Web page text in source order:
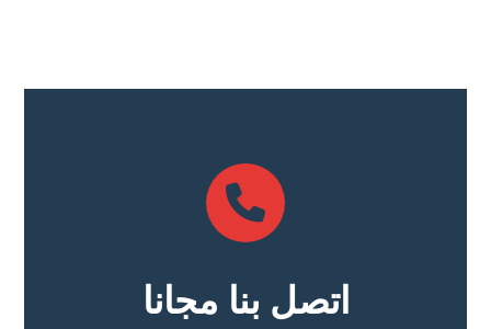
اتصل بنا مجانا